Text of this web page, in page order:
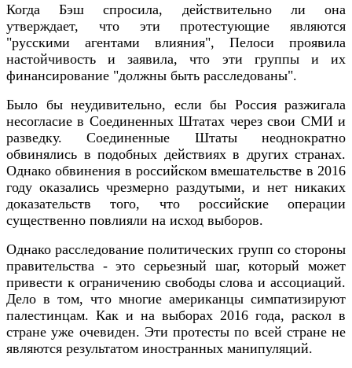
Когда Бэш спросила, действительно ли она
утверждает, что эти протестующие являются
"русскими агентами влияния", Пелоси проявила
настойчивость и заявила, что эти группы и их
финансирование "должны быть расследованы".
Было бы неудивительно, если бы Россия разжигала
несогласие в Соединенных Штатах через свои СМИ и
разведку. Соединенные Штаты неоднократно
обвинялись в подобных действиях в других странах.
Однако обвинения в российском вмешательстве в 2016
году оказались чрезмерно раздутыми, и нет никаких
доказательств того, что российские операции
существенно повлияли на исход выборов.
Однако расследование политических групп со стороны
правительства - это серьезный шаг, который может
привести к ограничению свободы слова и ассоциаций.
Дело в том, что многие американцы симпатизируют
палестинцам. Как и на выборах 2016 года, раскол в
стране уже очевиден. Эти протесты по всей стране не
являются результатом иностранных манипуляций.